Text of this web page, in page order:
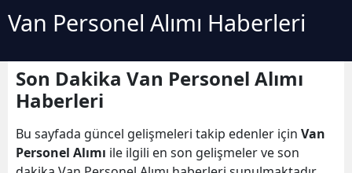
Van Personel Alımı Haberleri
Son Dakika Van Personel Alımı
Haberleri
Bu sayfada güncel gelişmeleri takip edenler için Van
Personel Alımı ile ilgili en son gelişmeler ve son